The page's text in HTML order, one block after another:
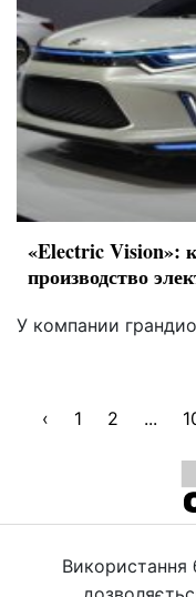
«Electric Vision»:
производство
У компании
‹ 1 2 ...
Використання